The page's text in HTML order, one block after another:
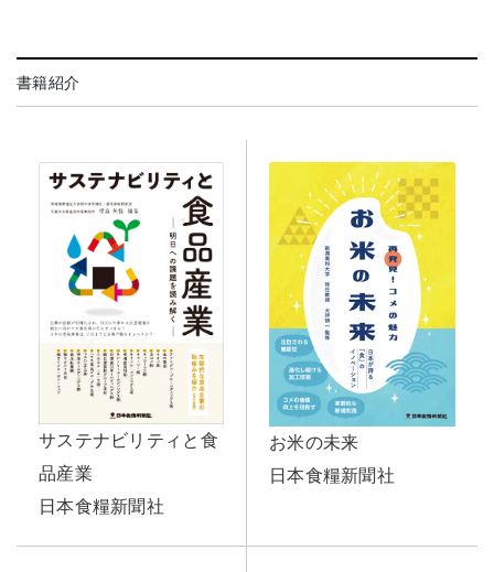
書籍紹介
サステナビリティと食
品産業
日本食糧新聞社
お米の未来
日本食糧新聞社